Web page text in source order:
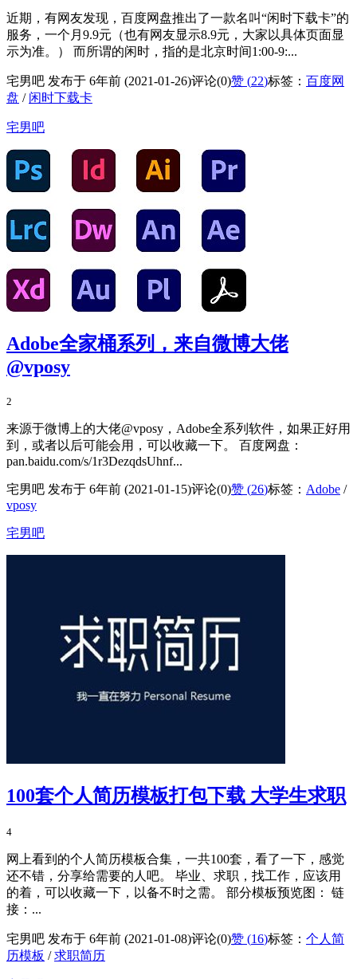
近期，有网友发现，百度网盘推出了一款名叫“闲时下载卡”的
服务，一个月9.9元（也有网友显示8.9元，大家以具体页面显
示为准。） 而所谓的闲时，指的是北京时间1:00-9:...
宅男吧 发布于 6年前 (2021-01-26)评论(0)赞 (22)标签： 百度网
盘 / 闲时下载卡
宅男吧
Adobe全家桶系列，来自微博大佬
@vposy
2
来源于微博上的大佬@vposy，Adobe全系列软件，如果正好用
到，或者以后可能会用，可以收藏一下。 百度网盘：
pan.baidu.com/s/1r3DezqdsUhnf...
宅男吧 发布于 6年前 (2021-01-15)评论(0)赞 (26)标签： Adobe /
vposy
宅男吧
100套个人简历模板打包下载 大学生求职
4
网上看到的个人简历模板合集，一共100套，看了一下，感觉
还不错，分享给需要的人吧。 毕业、求职，找工作，应该用
的着，可以收藏一下，以备不时之需。 部分模板预览图： 链
接：...
宅男吧 发布于 6年前 (2021-01-08)评论(0)赞 (16)标签： 个人简
历模板 /求职简历